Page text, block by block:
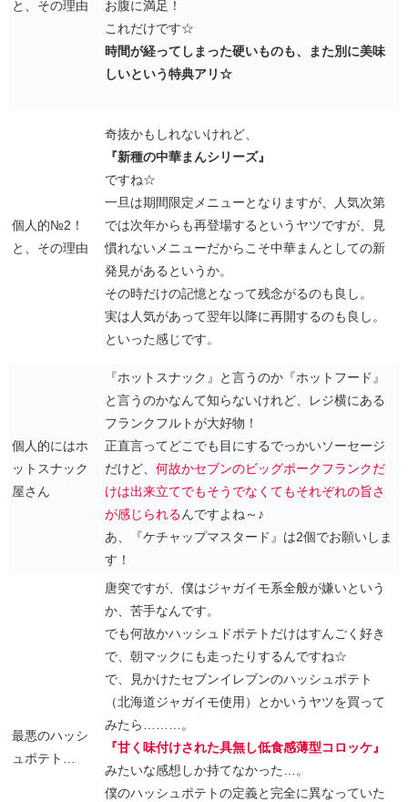
と、その理由
お腹に満足！
これだけです☆
時間が経ってしまった硬いものも、また別に美味
しいという特典アリ☆
個人的№2！
と、その理由
奇抜かもしれないけれど、
『新種の中華まんシリーズ』
ですね☆
一旦は期間限定メニューとなりますが、人気次第
では次年からも再登場するというヤツですが、見
慣れないメニューだからこそ中華まんとしての新
発見があるというか。
その時だけの記憶となって残念がるのも良し。
実は人気があって翌年以降に再開するのも良し。
といった感じです。
個人的にはホ
ットスナック
屋さん
『ホットスナック』と言うのか『ホットフード』
と言うのかなんて知らないけれど、レジ横にある
フランクフルトが大好物！
正直言ってどこでも目にするでっかいソーセージ
だけど、 何故かセブンのビッグポークフランクだ
けは出来立てでもそうでなくてもそれぞれの旨さ
が感じられるんですよね～♪
あ、『ケチャップマスタード』は2個でお願いしま
す！
最悪のハッシ
ュポテト…
唐突ですが、僕はジャガイモ系全般が嫌いという
か、苦手なんです。
でも何故かハッシュドポテトだけはすんごく好き
で、朝マックにも走ったりするんですね☆
で、見かけたセブンイレブンのハッシュポテト
（北海道ジャガイモ使用）とかいうヤツを買って
みたら………。
『甘く味付けされた具無し低食感薄型コロッケ』
みたいな感想しか持てなかった…。
僕のハッシュポテトの定義と完全に異なっていた